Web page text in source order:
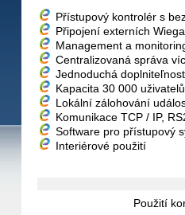
Přístupový kontrolér s
Připojení externích
Management a
Centralizovaná správa
Jednoduchá
Kapacita 30 000
Lokální zálohování
Komunikace TCP / IP,
Software pro přístupový
Interiérové ​​použití
Použití